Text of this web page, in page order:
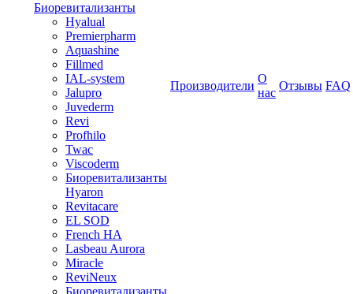
Биоревитализанты
Hyalual
Premierpharm
Aquashine
Fillmed
IAL-system
Jalupro
Juvederm
Revi
Profhilo
Twac
Viscoderm
Биоревитализанты
Hyaron
Revitacare
EL SOD
French HA
Lasbeau Aurora
Miracle
ReviNeux
Биоревитализанты
Производители
О
нас
Отзывы FAQ